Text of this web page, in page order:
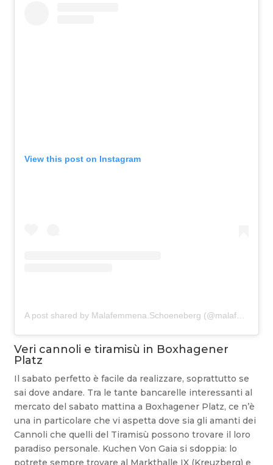
View this post on Instagram
Veri cannoli e tiramisù in Boxhagener
Platz
Il sabato perfetto è facile da realizzare, soprattutto se
sai dove andare. Tra le tante bancarelle interessanti al
mercato del sabato mattina a Boxhagener Platz, ce n’è
una in particolare che vi aspetta dove sia gli amanti dei
Cannoli che quelli del Tiramisù possono trovare il loro
paradiso personale. Kuchen Von Gaia si sdoppia: lo
potrete sempre trovare al Markthalle IX (Kreuzberg) e